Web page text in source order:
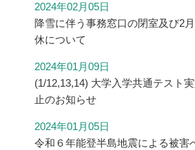
2024年02月05日
降雪に伴う事務窓口の閉室及び2
休について
2024年01月09日
(1/12,13,14) 大学入学共通テスト
止のお知らせ
2024年01月05日
令和６年能登半島地震による被害